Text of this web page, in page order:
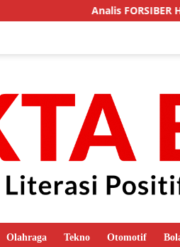
Analis FORSIBER
Olahraga Tekno Otomotif